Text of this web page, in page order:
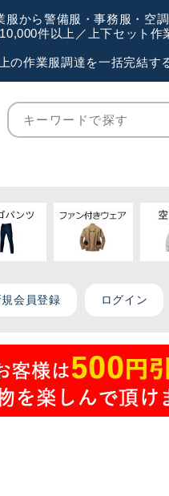
から警備服・事務服・空
件以上／上下セット
の作業服調達を一括完結す
規会員登録 ログイン